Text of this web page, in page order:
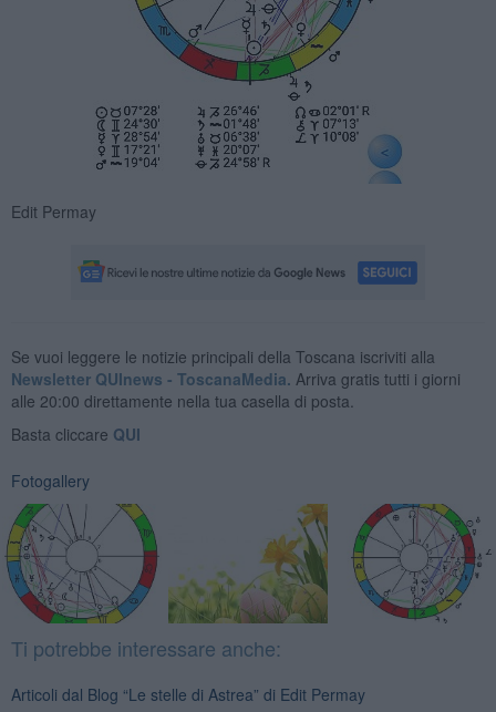
Edit Permay
Se vuoi leggere le notizie principali della Toscana iscriviti alla
Newsletter QUInews - ToscanaMedia. Arriva gratis tutti i giorni
alle 20:00 direttamente nella tua casella di posta.
Basta cliccare QUI
Fotogallery
Ti potrebbe interessare anche:
Articoli dal Blog “Le stelle di Astrea” di Edit Permay